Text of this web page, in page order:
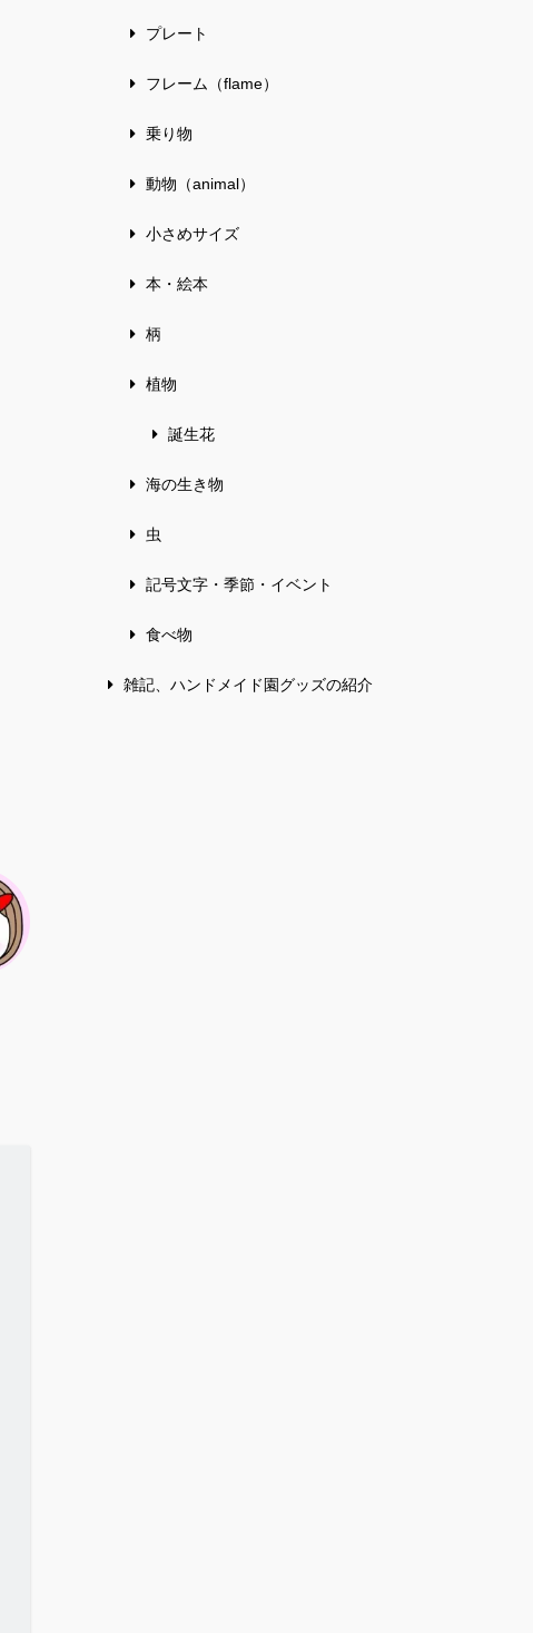
プレート
フレーム（flame）
乗り物
動物（animal）
小さめサイズ
本・絵本
柄
植物
誕生花
海の生き物
虫
記号文字・季節・イベント
食べ物
雑記、ハンドメイド園グッズの紹介